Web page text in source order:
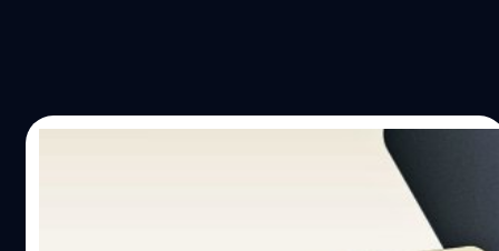
realme เปิดตัว Note 70T ในยุโรป : แบตเตอรี่
6,000 mAh, ทนทาน MIL-STD-810H, เริ่มต้น